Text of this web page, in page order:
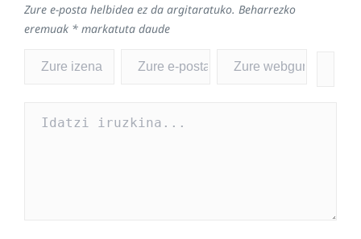
Zure e-posta helbidea ez da argitaratuko. Beharrezko
eremuak * markatuta daude